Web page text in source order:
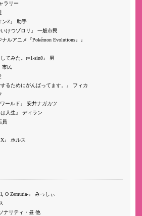
ラリー
ンZ
助手
けつゾロリ
一般市民
ルアニメ『Pokémon Evolutions』
てみた。r=1-sinθ
男
市民
るためにがんばってます。
フィカ
ールド
安井ナガカツ
人生
ディラン
員
ホルス
O Zemuria-
みっしぃ
ナリティ・昼 他